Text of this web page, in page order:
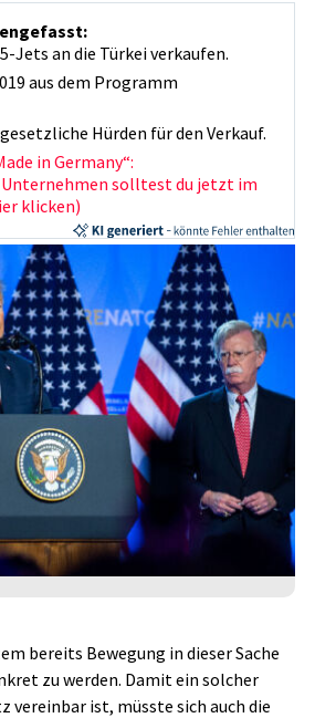
Jets an die Türkei verkaufen.
aus dem Programm
Hürden für den Verkauf.
in Germany“:
Unternehmen solltest du jetzt im
klicken)
bereits Bewegung in dieser Sache
zu werden. Damit ein solcher
vereinbar ist, müsste sich auch die